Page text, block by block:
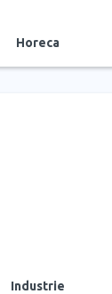
Horeca
Industrie